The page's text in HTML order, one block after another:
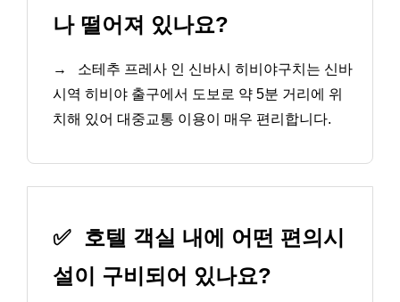
나 떨어져 있나요?
→
소테추 프레사 인 신바시 히비야구치는 신바
시역 히비야 출구에서 도보로 약 5분 거리에 위
치해 있어 대중교통 이용이 매우 편리합니다.
✅ 호텔 객실 내에 어떤 편의시
설이 구비되어 있나요?